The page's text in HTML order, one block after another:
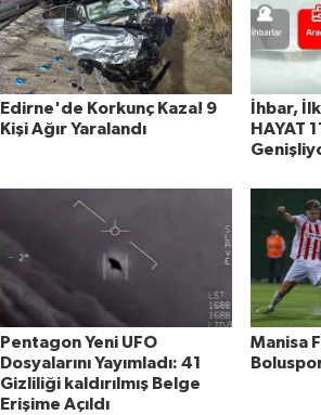
Edirne'de Korkunç Kaza! 9
Kişi Ağır Yaralandı
İhbar,
HAYAT
Pentagon Yeni UFO
Dosyalarını Yayımladı: 41
Gizliliği kaldırılmış Belge
Erişime Açıldı
Manisa